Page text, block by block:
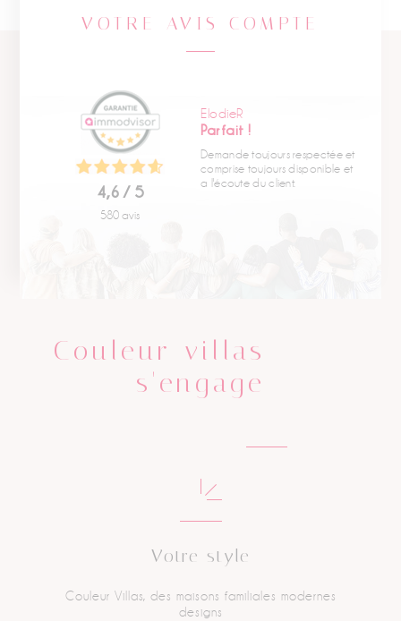
Couleur villas
s'engage
Votre style
Couleur Villas, des maisons familiales modernes
designs
VOTRE AVIS COMPTE
4,6 / 5
580 avis
ElodieR
Parfait !
Demande toujours respectée et
comprise toujours disponible et
a l'écoute du client.